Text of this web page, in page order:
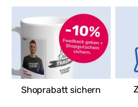
REWE
Wilhelm-Külz-
06679
Deutschland
Shoprabatt sichern